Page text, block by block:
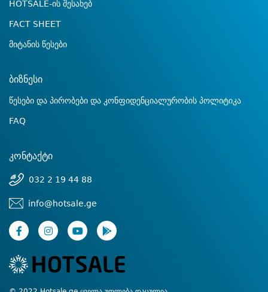
HOTSALE-ის შესახებ
FACT SHEET
მიტანის წესები
ბიზნესი
წესები და პირობები და კონფიდენციალურობის პოლიტიკა
FAQ
კონტაქტი
032 2 19 44 88
info@hotsale.ge